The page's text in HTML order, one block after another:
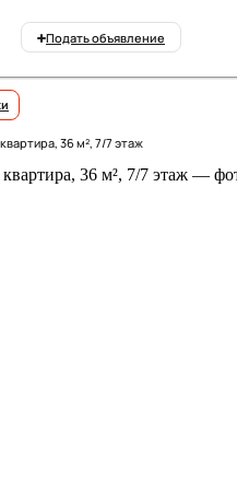
Подать объявление
36 м², 7/7 этаж